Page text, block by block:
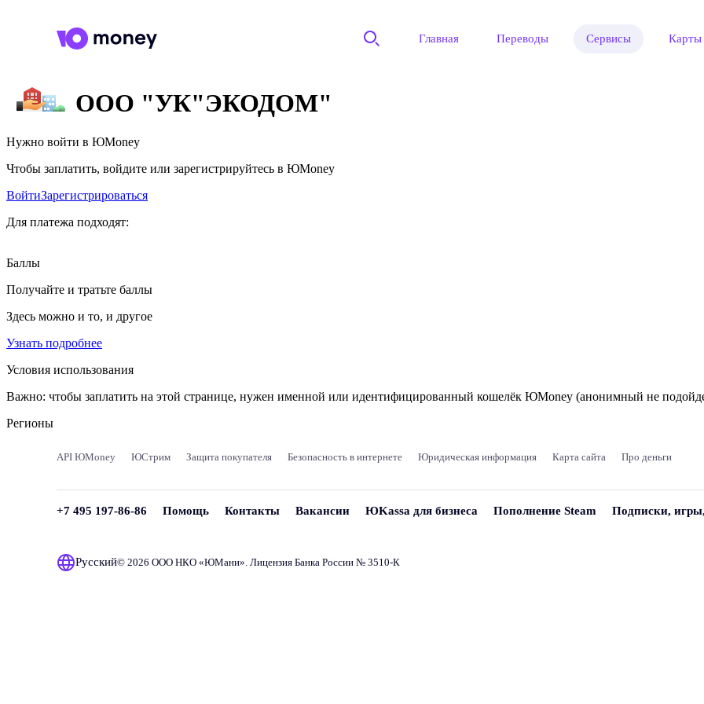
Главная Переводы Сервисы Карты
ООО "УК"ЭКОДОМ"
Нужно войти в ЮMoney
Чтобы заплатить, войдите или зарегистрируйтесь в ЮMoney
ВойтиЗарегистрироваться
Для платежа подходят:
Баллы
Получайте и тратьте баллы
Здесь можно и то, и другое
Узнать подробнее
Условия использования
Важно: чтобы заплатить на этой странице, нужен именной или идентифицированный кошелёк ЮMoney (анонимный не
Регионы
API ЮMoney ЮСтрим Защита покупателя Безопасность в интернете Юридическая информация Карта сайта Про деньги
+7 495 197-86-86 Помощь Контакты Вакансии ЮKassa для бизнеса Пополнение Steam Подписки,
Русский© 2026 ООО НКО «ЮМани». Лицензия Банка России № 3510‑К